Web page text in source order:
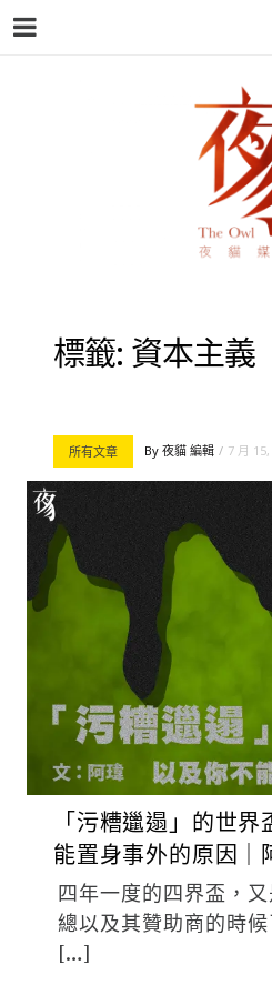
標籤: 資本主義
所有文章 By 夜貓 編輯 7 月
「污糟邋遢」的世
能置身事外的原因｜
四年一度的四界盃，
總以及其贊助商的時候
[…]